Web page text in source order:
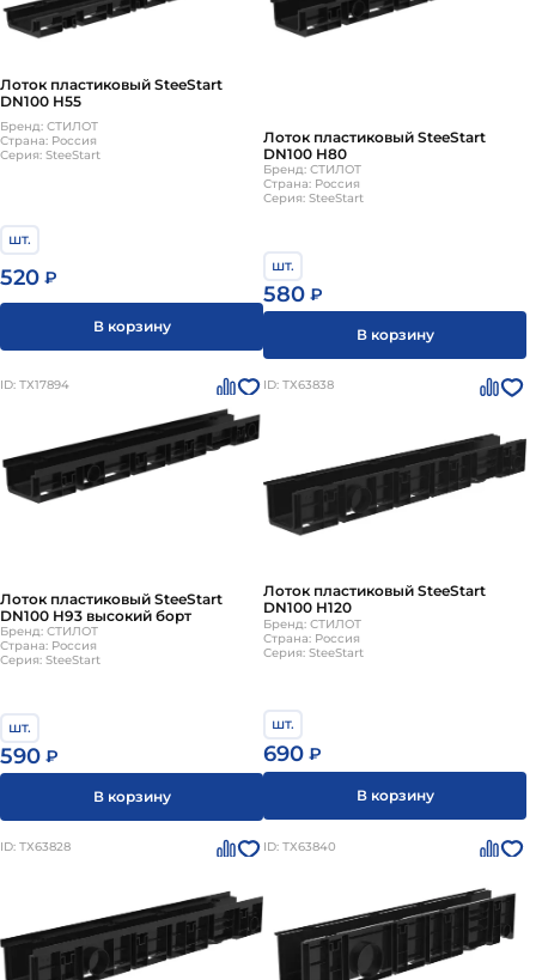
Лоток пластиковый SteeStart
DN100 H55
Бренд: СТИЛОТ
Страна: Россия
Серия: SteeStart
шт.
520 ₽
В корзину
Лоток пластиковый SteeStart
DN100 H80
Бренд: СТИЛОТ
Страна: Россия
Серия: SteeStart
шт.
580 ₽
В корзину
ID: ТХ17894
Лоток пластиковый SteeStart
DN100 H93 высокий борт
Бренд: СТИЛОТ
Страна: Россия
Серия: SteeStart
шт.
590 ₽
В корзину
ID: ТХ63838
Лоток пластиковый SteeStart
DN100 H120
Бренд: СТИЛОТ
Страна: Россия
Серия: SteeStart
шт.
690 ₽
В корзину
ID: ТХ63828 ID: ТХ63840